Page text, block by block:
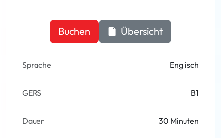
Buchen Übersicht
Sprache Englisch
GERS B1
Dauer 30 Minuten